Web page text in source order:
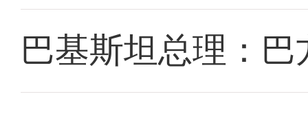
巴基斯坦总理：